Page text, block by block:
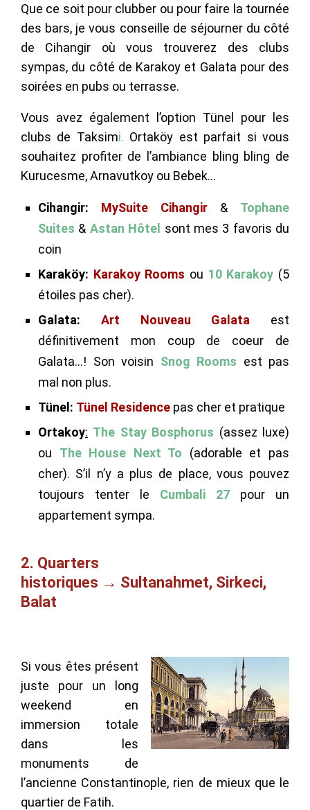
Que ce soit pour clubber ou pour faire la tournée
des bars, je vous conseille de séjourner du côté
de Cihangir où vous trouverez des clubs
sympas, du côté de Karakoy et Galata pour des
soirées en pubs ou terrasse.
Vous avez également l’option Tünel pour les
clubs de Taksimi. Ortaköy est parfait si vous
souhaitez profiter de l’ambiance bling bling de
Kurucesme, Arnavutkoy ou Bebek…
Cihangir: MySuite Cihangir & Tophane
Suites & Astan Hôtel sont mes 3 favoris du
coin
Karaköy: Karakoy Rooms ou 10 Karakoy (5
étoiles pas cher).
Galata:
Art Nouveau Galata
est
définitivement mon coup de coeur de
Galata…! Son voisin Snog Rooms est pas
mal non plus.
Tünel: Tünel Residence pas cher et pratique
Ortakoy: The Stay Bosphorus (assez luxe)
ou The House Next To (adorable et pas
cher). S’il n’y a plus de place, vous pouvez
toujours tenter le Cumbali 27 pour un
appartement sympa.
2. Quarters
historiques → Sultanahmet, Sirkeci,
Balat
Si vous êtes présent
juste pour un long
weekend en
immersion totale
dans les
monuments de
l’ancienne Constantinople, rien de mieux que le
quartier de Fatih.